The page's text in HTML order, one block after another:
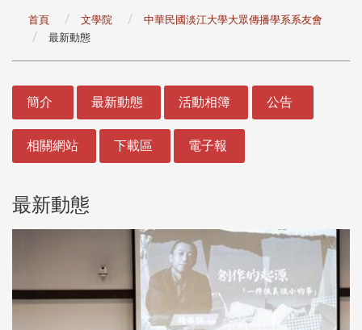
首頁 文學院
中華民國淡江大學大眾傳播學系系友會
最新動態
簡介 最新動態 活動相簿 公告
相關網站 下載區 電子報
最新動態